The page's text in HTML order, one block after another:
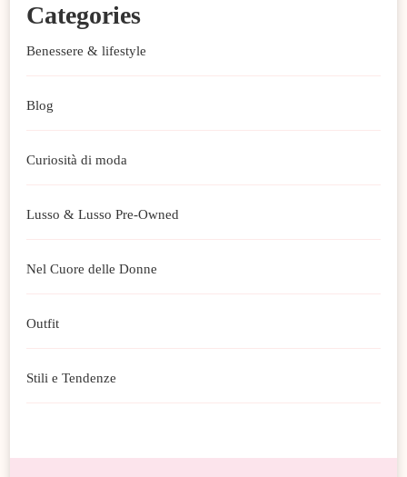
Categories
Benessere & lifestyle
Blog
Curiosità di moda
Lusso & Lusso Pre-Owned
Nel Cuore delle Donne
Outfit
Stili e Tendenze